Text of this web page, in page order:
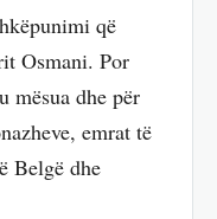
që
Osmani. Por
mësua dhe për
emrat të
Belgë dhe